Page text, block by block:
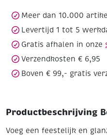
Meer dan 10.000
Levertijd 1 tot 5
Gratis afhalen in onze
Verzendkosten € 6,95
Boven € 99,- gratis
Productbeschrijving
Voeg een feestelijk en